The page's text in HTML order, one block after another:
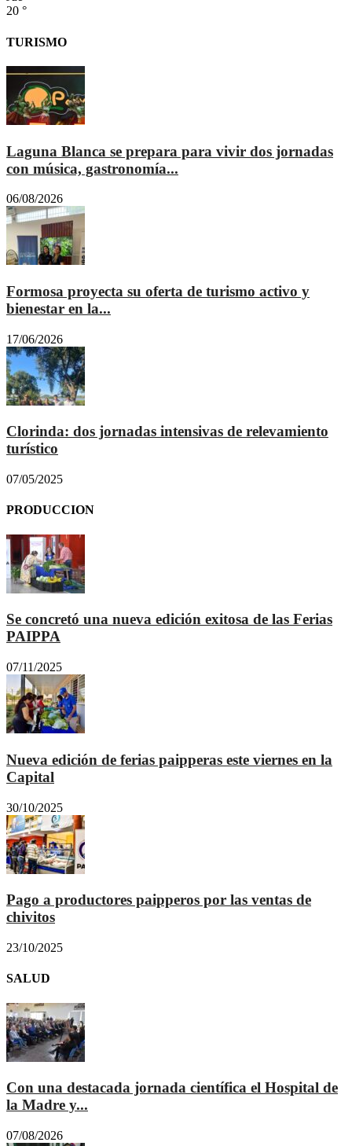
20 °
TURISMO
Laguna Blanca se prepara para vivir dos jornadas
con música, gastronomía...
06/08/2026
Formosa proyecta su oferta de turismo activo y
bienestar en la...
17/06/2026
Clorinda: dos jornadas intensivas de relevamiento
turístico
07/05/2025
PRODUCCION
Se concretó una nueva edición exitosa de las Ferias
PAIPPA
07/11/2025
Nueva edición de ferias paipperas este viernes en la
Capital
30/10/2025
Pago a productores paipperos por las ventas de
chivitos
23/10/2025
SALUD
Con una destacada jornada científica el Hospital de
la Madre y...
07/08/2026